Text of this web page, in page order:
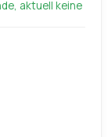
aktuell keine